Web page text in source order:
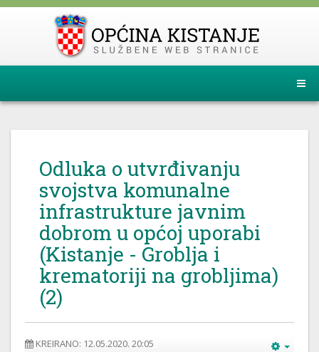
Odluka o utvrđivanju
svojstva komunalne
infrastrukture javnim
dobrom u općoj uporabi
(Kistanje - Groblja i
krematoriji na grobljima)
(2)
KREIRANO: 12.05.2020. 20:05